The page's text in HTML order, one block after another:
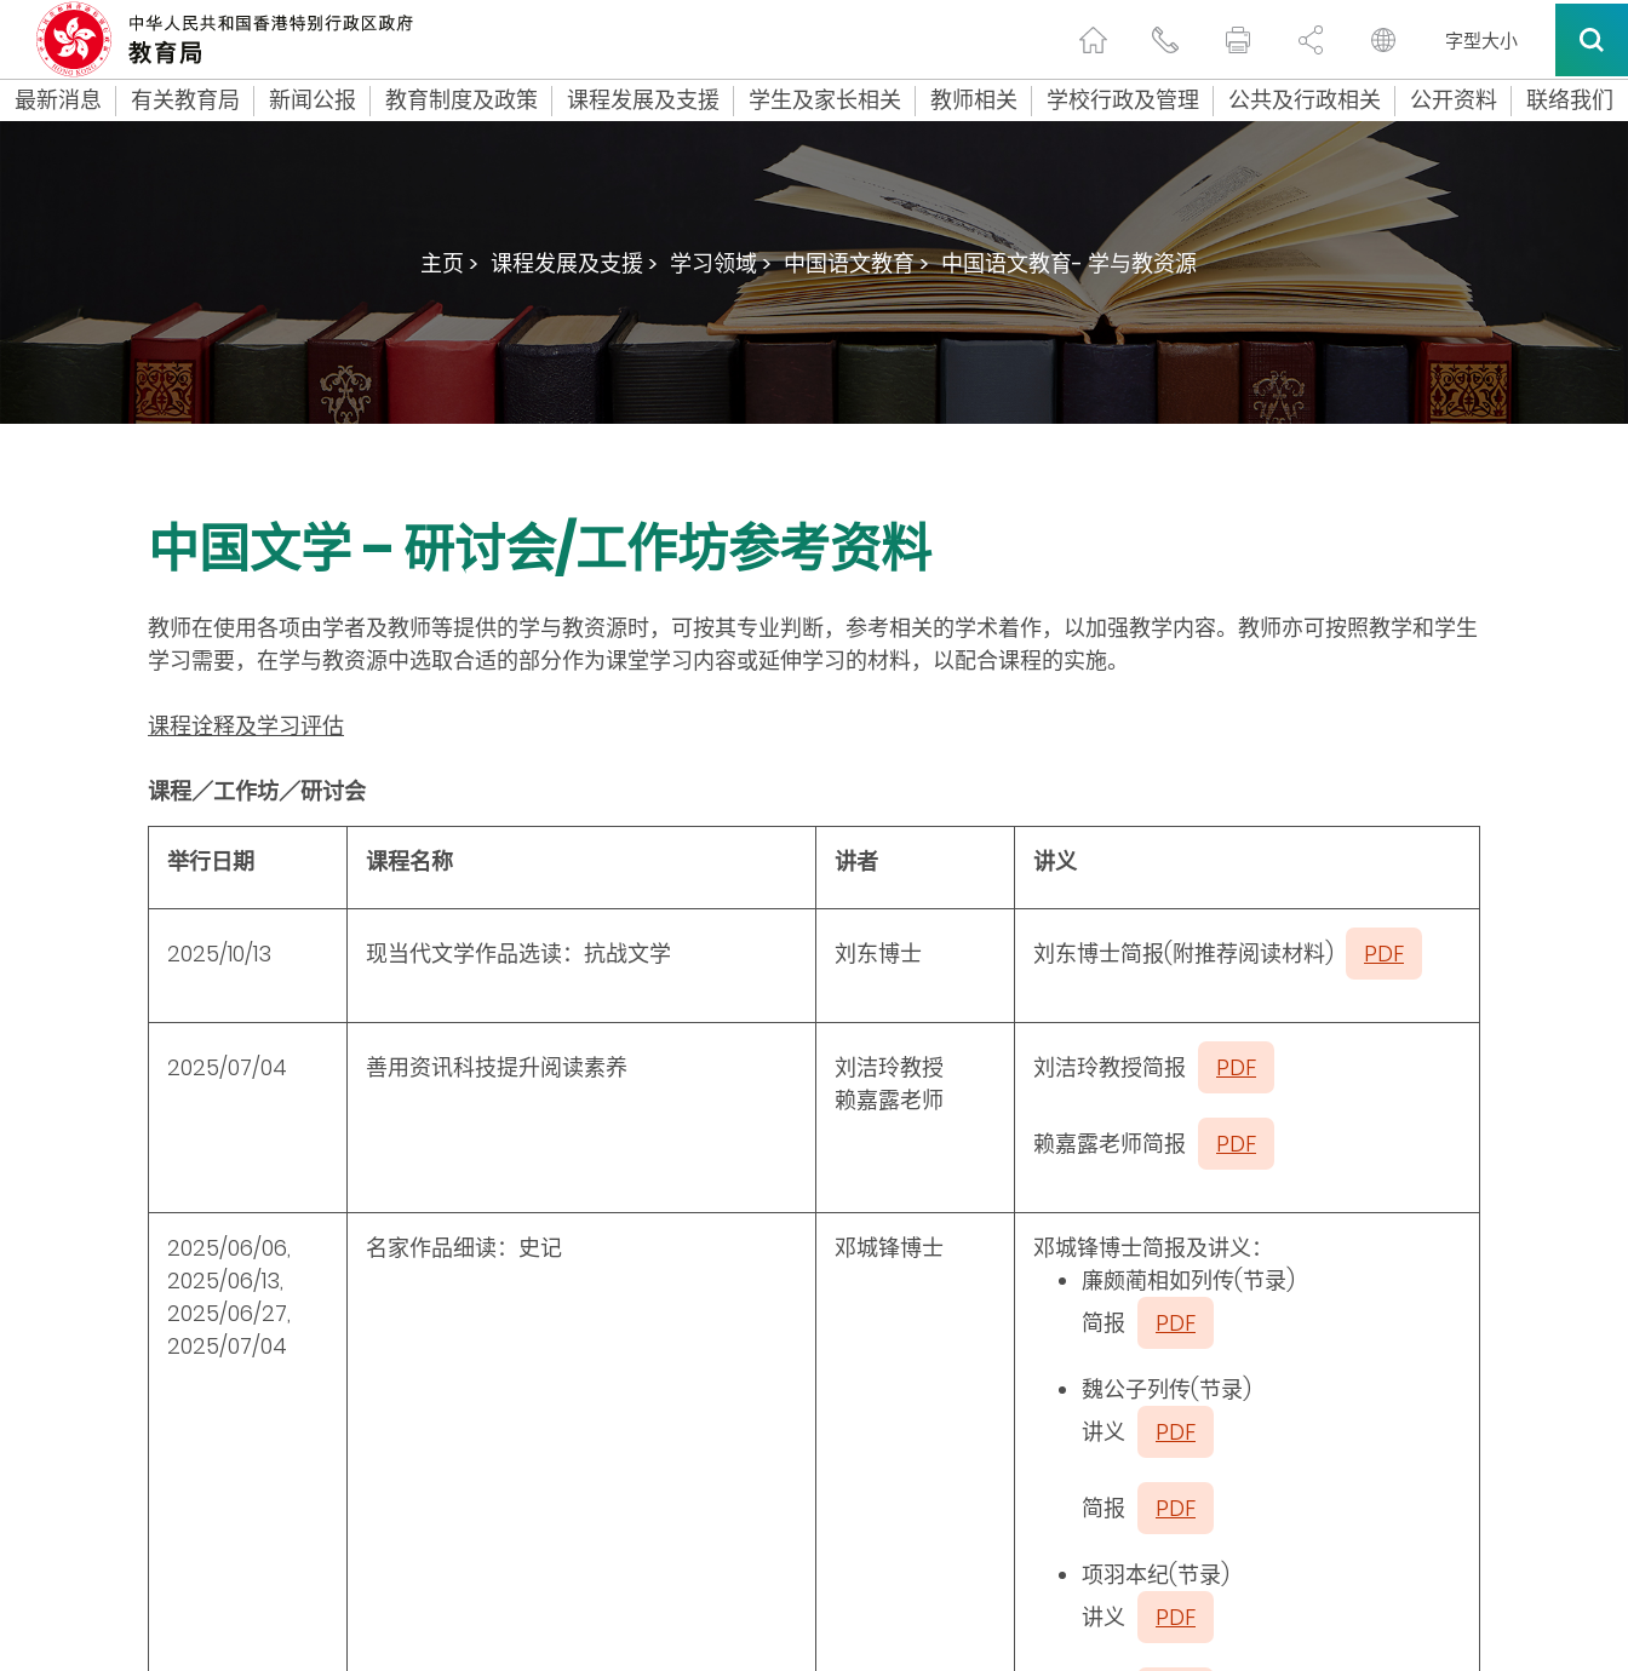
字型大小
最新消息 有关教育局 新闻公报 教育制度及政策 课程发展及支援 学生及家长相关 教师相关 学校行政及管理 公共及行政相关 公开资料 联络我们
主页 > 课程发展及支援 > 学习领域 > 中国语文教育 > 中国语文教育- 学与教资源
中国文学 – 研讨会/工作坊参考资料
教师在使用各项由学者及教师等提供的学与教资源时，可按其专业判断，参考相关的学术着作，以加强教学内容。教师亦可按照教学和学生
学习需要，在学与教资源中选取合适的部分作为课堂学习内容或延伸学习的材料，以配合课程的实施。
课程诠释及学习评估
课程／工作坊／研讨会
举行日期 课程名称 讲者 讲义
2025/10/13 现当代文学作品选读：抗战文学 刘东博士 刘东博士简报(附推荐阅读材料) PDF
2025/07/04 善用资讯科技提升阅读素养
刘洁玲教授
赖嘉露老师
刘洁玲教授简报 PDF
赖嘉露老师简报 PDF
2025/06/06,
2025/06/13,
2025/06/27,
2025/07/04
名家作品细读：史记 邓城锋博士
邓城锋博士简报及讲义：
廉颇蔺相如列传(节录)
简报
PDF
魏公子列传(节录)
讲义
PDF
简报 PDF
项羽本纪(节录)
讲义
PDF